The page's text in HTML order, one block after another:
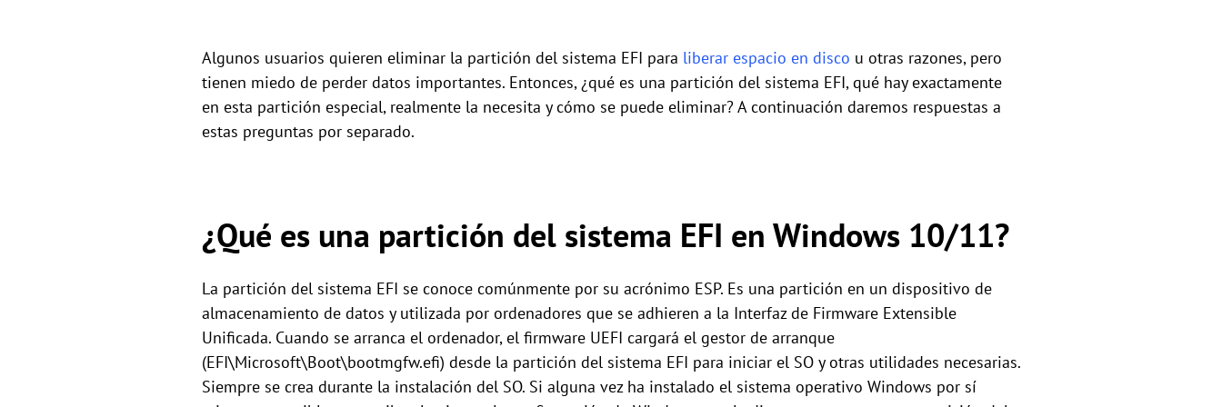
Algunos usuarios quieren eliminar la partición del sistema EFI para liberar espacio en disco u otras razones, pero
tienen miedo de perder datos importantes. Entonces, ¿qué es una partición del sistema EFI, qué hay exactamente
en esta partición especial, realmente la necesita y cómo se puede eliminar? A continuación daremos respuestas a
estas preguntas por separado.
¿Qué es una partición del sistema EFI en Windows 10/11?
La partición del sistema EFI se conoce comúnmente por su acrónimo ESP. Es una partición en un dispositivo de
almacenamiento de datos y utilizada por ordenadores que se adhieren a la Interfaz de Firmware Extensible
Unificada. Cuando se arranca el ordenador, el firmware UEFI cargará el gestor de arranque
(EFI\Microsoft\Boot\bootmgfw.efi) desde la partición del sistema EFI para iniciar el SO y otras utilidades necesarias.
Siempre se crea durante la instalación del SO. Si alguna vez ha instalado el sistema operativo Windows por sí